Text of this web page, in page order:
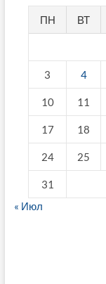
ПН ВТ
3 4
10 11
17 18
24 25
31
« Июл